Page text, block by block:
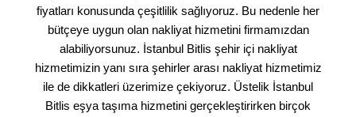
fiyatları konusunda çeşitlilik sağlıyoruz. Bu nedenle her
bütçeye uygun olan nakliyat hizmetini firmamızdan
alabiliyorsunuz. İstanbul Bitlis şehir içi nakliyat
hizmetimizin yanı sıra şehirler arası nakliyat hizmetimiz
ile de dikkatleri üzerimize çekiyoruz. Üstelik İstanbul
Bitlis eşya taşıma hizmetini gerçekleştirirken birçok